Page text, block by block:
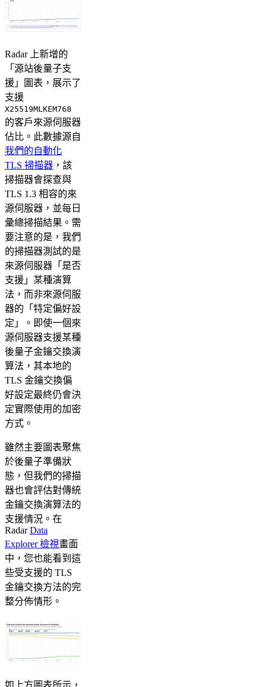
Radar 上新增的
「源站後量子支
援」圖表，展示了
支援
X25519MLKEM768
的客戶來源伺服器
佔比。此數據源自
我們的自動化
TLS 掃描器 ，該
掃描器會探查與
TLS 1.3 相容的來
源伺服器，並每日
彙總掃描結果。需
要注意的是，我們
的掃描器測試的是
來源伺服器「是否
支援」某種演算
法，而非來源伺服
器的「特定偏好設
定」。即使一個來
源伺服器支援某種
後量子金鑰交換演
算法，其本地的
TLS 金鑰交換偏
好設定最終仍會決
定實際使用的加密
方式。
雖然主要圖表聚焦
於後量子準備狀
態，但我們的掃描
器也會評估對傳統
金鑰交換演算法的
支援情況。在
RadarData
Explorer 檢視畫面
中，您也能看到這
些受支援的 TLS
金鑰交換方法的完
整分佈情形。
如上方圖表所示，